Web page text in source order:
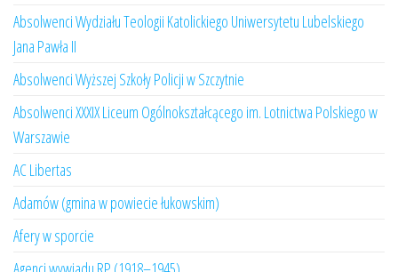
Absolwenci Wydziału Teologii Katolickiego Uniwersytetu Lubelskiego
Jana Pawła II
Absolwenci Wyższej Szkoły Policji w Szczytnie
Absolwenci XXXIX Liceum Ogólnokształcącego im. Lotnictwa Polskiego w
Warszawie
AC Libertas
Adamów (gmina w powiecie łukowskim)
Afery w sporcie